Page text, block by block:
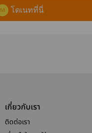
โดเนทที่นี่
เกี่ยวกับเรา
ติดต่อเรา